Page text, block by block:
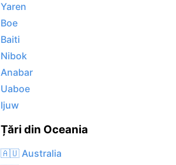
Yaren
Boe
Baiti
Nibok
Anabar
Uaboe
Ijuw
Țări din Oceania
🇦🇺 Australia